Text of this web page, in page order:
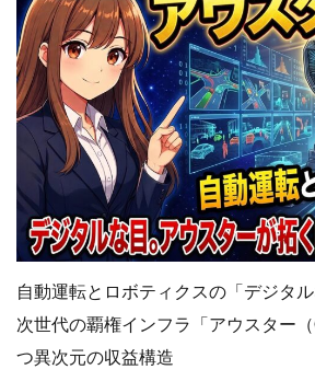
自動運転とロボティクスの「デジタル
次世代の覇権インフラ「アウスター
つ異次元の収益構造